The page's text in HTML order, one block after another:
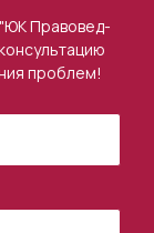
Правовед-
проблем!